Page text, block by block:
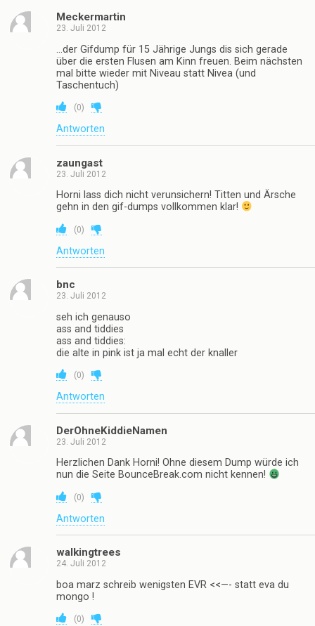
Meckermartin
23. Juli 2012
…der Gifdump für 15 Jährige Jungs dis sich gerade
über die ersten Flusen am Kinn freuen. Beim nächsten
mal bitte wieder mit Niveau statt Nivea (und
Taschentuch)
(0)
Antworten
zaungast
23. Juli 2012
Horni lass dich nicht verunsichern! Titten und Ärsche
gehn in den gif-dumps vollkommen klar!
(0)
Antworten
bnc
23. Juli 2012
seh ich genauso
ass and tiddies
ass and tiddies:
die alte in pink ist ja mal echt der knaller
(0)
Antworten
DerOhneKiddieNamen
23. Juli 2012
Herzlichen Dank Horni! Ohne diesem Dump würde ich
nun die Seite BounceBreak.com nicht kennen!
(0)
Antworten
walkingtrees
24. Juli 2012
boa marz schreib wenigsten EVR <<—- statt eva du
mongo !
(0)